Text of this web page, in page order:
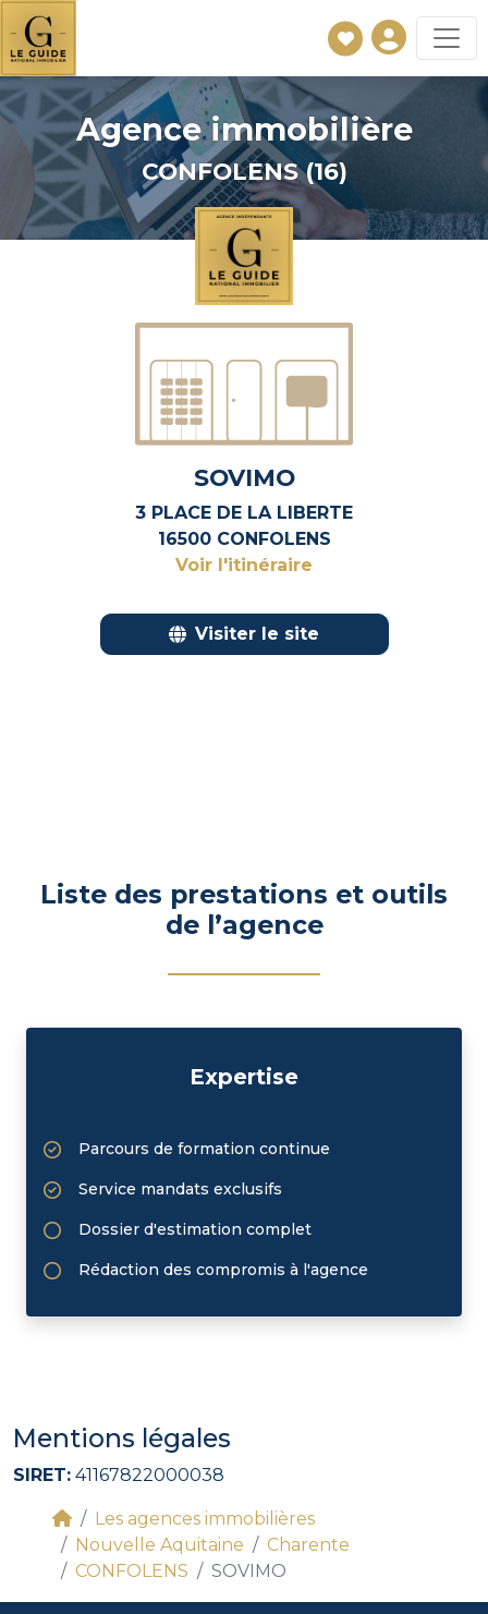
Agence immobilière
CONFOLENS (16)
SOVIMO
3 PLACE DE LA LIBERTE
16500 CONFOLENS
Voir l'itinéraire
Visiter le site
Liste des prestations et outils
de l’agence
Expertise
Parcours de formation continue
Service mandats exclusifs
Dossier d'estimation complet
Rédaction des compromis à l'agence
Mentions légales
SIRET: 41167822000038
Les agences immobilières
Nouvelle Aquitaine
Charente
CONFOLENS
SOVIMO